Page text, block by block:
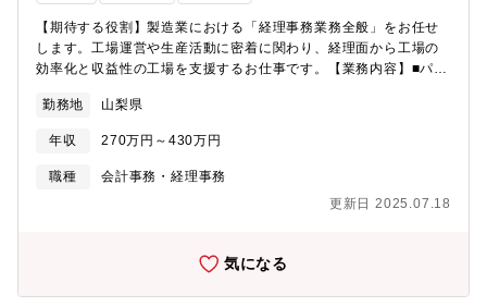
【期待する役割】製造業における「経理事務業務全般」をお任せ
します。工場運営や生産活動に密着に関わり、経理面から工場の
効率化と収益性の工場を支援するお仕事です。【業務内容】■パソ
造原価報告書、損益計算書、貸借対照表など会計処理に関する日
次、月次、年次処理全般をご担当頂きま■原価計算書、在庫管理、
予算管理などにも携われます■ゆくゆくは、生産性向上のために必
要な工程、品質、安全、衛生管理などをお任せします。 【就業環
ライベートの時間をしっかりと分ける事が可能となります。株式
身・世帯用の寮を利用可能な場合もありますので、お気軽にご相
勤務地 山梨県
年収 270万円～430万円
職種
会計事務・経理事務
更新日 2025.07.18
気になる